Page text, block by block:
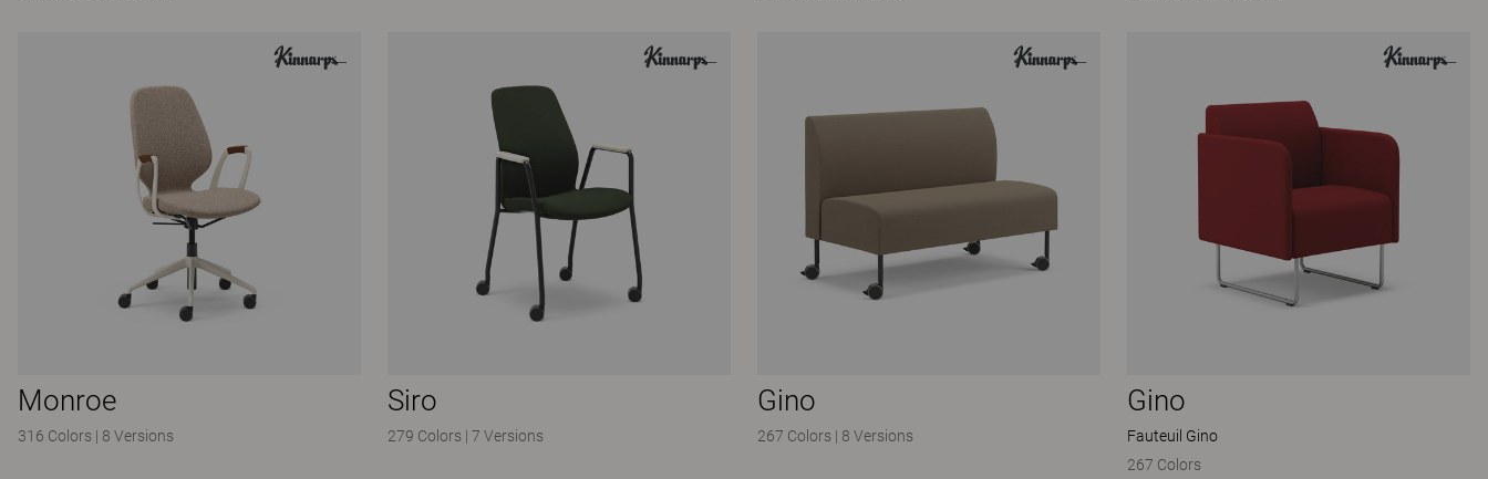
Monroe
316 Colors | 8 Versions
Siro
279 Colors | 7 Versions
Gino
267 Colors | 8 Versions
Gino
Fauteuil Gino
267 Colors